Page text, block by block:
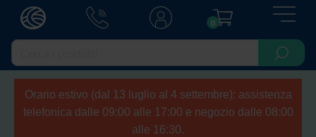
0
Orario estivo (dal 13 luglio al 4 settembre): assistenza
telefonica dalle 09:00 alle 17:00 e negozio dalle 08:00
alle 16:30.